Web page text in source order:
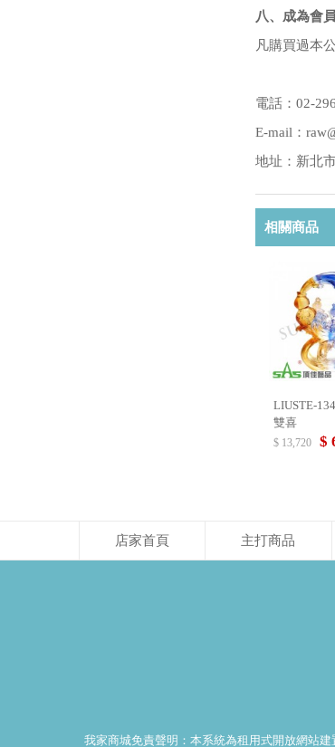
八、成為會員
凡購買過本
電話：02-
E-mail：
地址：新北
相關商品
LIUSTE-13422
雙喜
$ 13,720 $
店家首頁 主打商品
我家商城免責聲明：本系統為租用式開放網站